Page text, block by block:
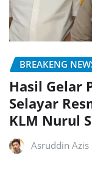
BREAKENG
Hasil Gelar
Selayar
KLM Nurul
Asruddin Azis